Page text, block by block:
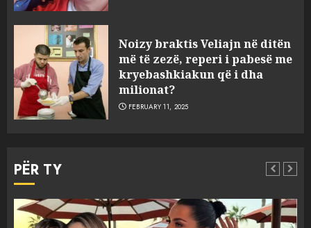
Noizy braktis Veliajn në ditën
më të zezë, reperi i pabesë me
kryebashkiakun që i dha
milionat?
FEBRUARY 11, 2025
PËR TY
3
sulmuan “One Albania”,
ngjarja u fsheh. A u vodhën
serverat?
MARCH 25, 2025
4 MARCH 25, 2025